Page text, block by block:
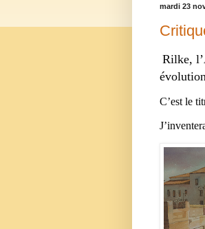
mardi 23
Rilke,
C’est le